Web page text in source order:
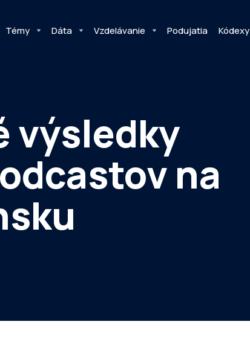
Témy Dáta Vzdelávanie Podujatia Kódexy
MONITOR
výsledky
na